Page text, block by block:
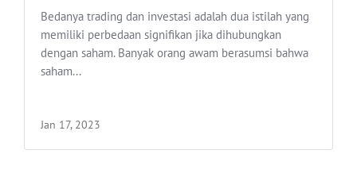
Bedanya trading dan investasi adalah dua istilah yang
memiliki perbedaan signifikan jika dihubungkan
dengan saham. Banyak orang awam berasumsi bahwa
saham...
Jan 17, 2023